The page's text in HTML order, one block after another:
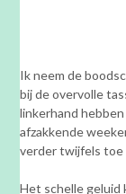
Ik neem de
bij de overvolle
linkerhand
afzakkende
verder twijfels toe
Het schelle geluid